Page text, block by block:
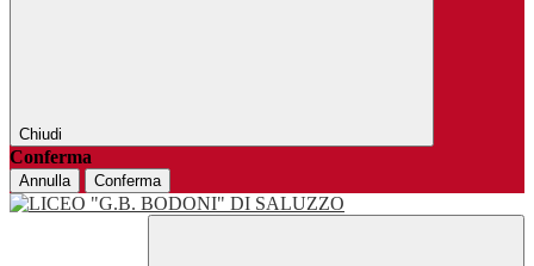
Chiudi
Conferma
Annulla Conferma